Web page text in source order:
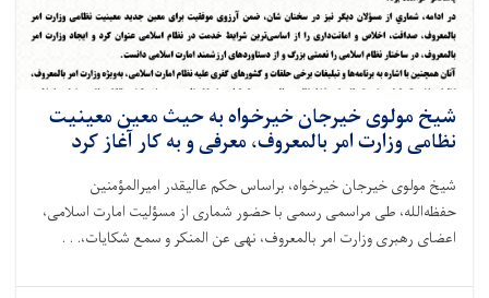
شیخ مولوی خیرجان خیرخواه به حیث معین معینیت
نظامی وزارت امر بالمعروف، معرفی و به کار آغاز کرد
شیخ مولوی خیرجان خیرخواه، براساس حکم عالیقدر امیرالمؤمنین
حفظه‌الله، طی مراسمی رسمی با حضور شماری از مسؤلیت امارت اسلامی،
اعضای رهبری وزارت امر بالمعروف، نهی عن المنکر و سمع شکایات،. . .